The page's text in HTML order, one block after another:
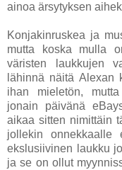
ainoa ärsytyksen
Konjakinruskea ja
mutta koska mulla
väristen laukkujen
lähinnä näitä Alexan
ihan mieletön,
jonain päivänä
aikaa sitten nimittäin
jollekin onnekkaalle
ekslusiivinen laukku
ja se on ollut